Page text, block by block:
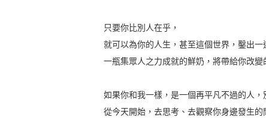
只要你比別人在乎，
就可以為你的人生，甚至這個世界，鑿出一
一瓶集眾人之力成就的鮮奶，將帶給你改變
如果你和我一樣，是一個再平凡不過的人
從今天開始，去思考、去觀察你身邊發生的